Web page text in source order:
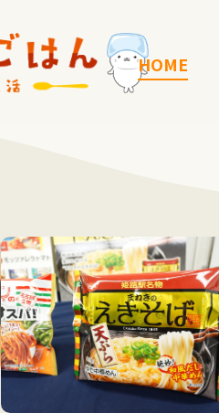
HOME